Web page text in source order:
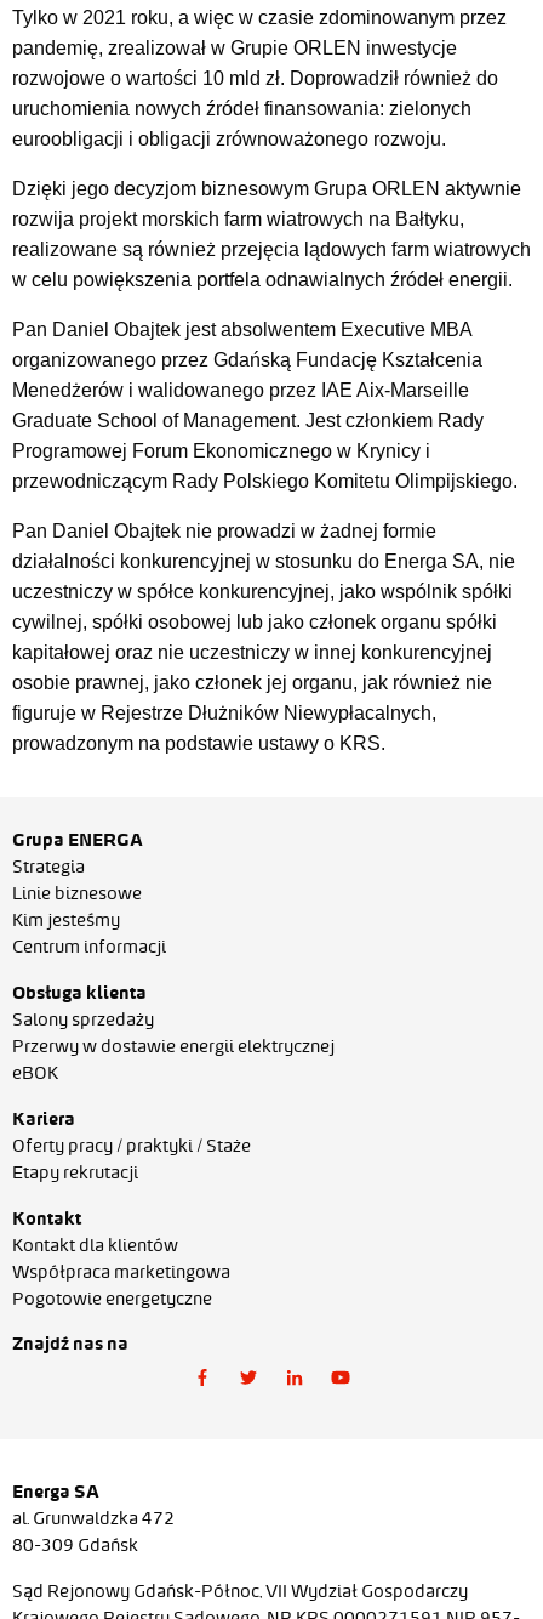
Tylko w 2021 roku, a więc w czasie zdominowanym przez
pandemię, zrealizował w Grupie ORLEN inwestycje
rozwojowe o wartości 10 mld zł. Doprowadził również do
uruchomienia nowych źródeł finansowania: zielonych
euroobligacji i obligacji zrównoważonego rozwoju.
Dzięki jego decyzjom biznesowym Grupa ORLEN aktywnie
rozwija projekt morskich farm wiatrowych na Bałtyku,
realizowane są również przejęcia lądowych farm wiatrowych
w celu powiększenia portfela odnawialnych źródeł energii.
Pan Daniel Obajtek jest absolwentem Executive MBA
organizowanego przez Gdańską Fundację Kształcenia
Menedżerów i walidowanego przez IAE Aix-Marseille
Graduate School of Management. Jest członkiem Rady
Programowej Forum Ekonomicznego w Krynicy i
przewodniczącym Rady Polskiego Komitetu Olimpijskiego.
Pan Daniel Obajtek nie prowadzi w żadnej formie
działalności konkurencyjnej w stosunku do Energa SA, nie
uczestniczy w spółce konkurencyjnej, jako wspólnik spółki
cywilnej, spółki osobowej lub jako członek organu spółki
kapitałowej oraz nie uczestniczy w innej konkurencyjnej
osobie prawnej, jako członek jej organu, jak również nie
figuruje w Rejestrze Dłużników Niewypłacalnych,
prowadzonym na podstawie ustawy o KRS.
Grupa ENERGA
Strategia
Linie biznesowe
Kim jesteśmy
Centrum informacji
Obsługa klienta
Salony sprzedaży
Przerwy w dostawie energii elektrycznej
eBOK
Kariera
Oferty pracy / praktyki / Staże
Etapy rekrutacji
Kontakt
Kontakt dla klientów
Współpraca marketingowa
Pogotowie energetyczne
Znajdź nas na
Energa SA
al. Grunwaldzka 472
80-309 Gdańsk
Sąd Rejonowy Gdańsk-Północ, VII Wydział Gospodarczy